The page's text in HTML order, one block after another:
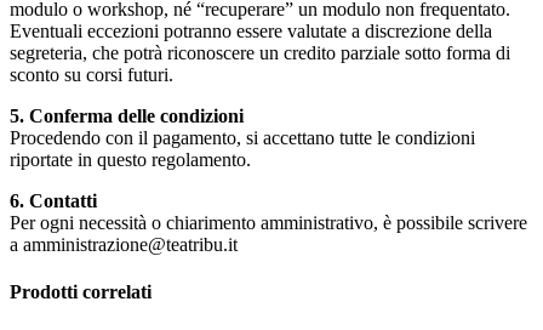
modulo o workshop, né “recuperare” un modulo non frequentato.
Eventuali eccezioni potranno essere valutate a discrezione della
segreteria, che potrà riconoscere un credito parziale sotto forma di
sconto su corsi futuri.
5. Conferma delle condizioni
Procedendo con il pagamento, si accettano tutte le condizioni
riportate in questo regolamento.
6. Contatti
Per ogni necessità o chiarimento amministrativo, è possibile scrivere
a amministrazione@teatribu.it
Prodotti correlati